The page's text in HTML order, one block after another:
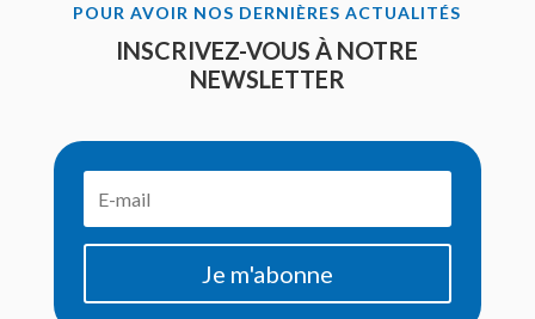
POUR AVOIR NOS DERNIÈRES ACTUALITÉS
INSCRIVEZ-VOUS À NOTRE
NEWSLETTER
Je m'abonne